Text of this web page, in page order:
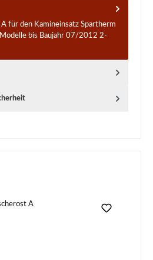
für den Kamineinsatz Spartherm
bis Baujahr 07/2012 2-